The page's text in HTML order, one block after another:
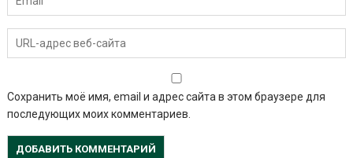
Сохранить моё имя, email и адрес сайта в этом браузере для
последующих моих комментариев.